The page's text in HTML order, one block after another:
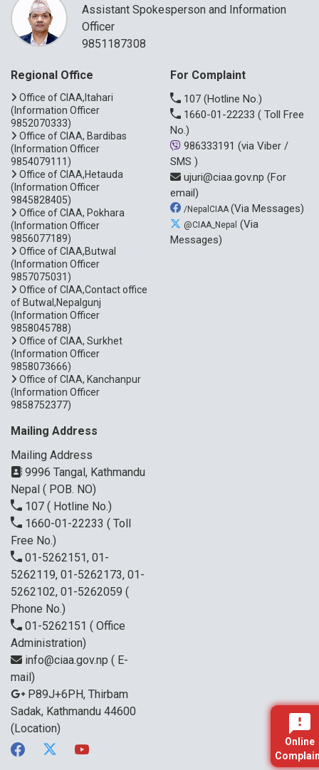
Online
Assistant Spokesperson and Information
Officer
9851187308
Regional Office
Office of CIAA,Itahari
(Information Officer
9852070333)
Office of CIAA, Bardibas
(Information Officer
9854079111)
Office of CIAA,Hetauda
(Information Officer
9845828405)
Office of CIAA, Pokhara
(Information Officer
9856077189)
Office of CIAA,Butwal
(Information Officer
9857075031)
Office of CIAA,Contact office
of Butwal,Nepalgunj
(Information Officer
9858045788)
Office of CIAA, Surkhet
(Information Officer
9858073666)
Office of CIAA, Kanchanpur
(Information Officer
9858752377)
For Complaint
107 (Hotline No.)
1660-01-22233 ( Toll Free
No.)
986333191 (via Viber /
SMS )
ujuri@ciaa.gov.np (For
email)
/NepalCIAA (Via Messages)
@CIAA_Nepal (Via
Messages)
Mailing Address
Mailing Address
9996 Tangal, Kathmandu
Nepal ( POB. NO)
107 ( Hotline No.)
1660-01-22233 ( Toll
Free No.)
01-5262151, 01-
5262119, 01-5262173, 01-
5262102, 01-5262059 (
Phone No.)
01-5262151 ( Office
Administration)
info@ciaa.gov.np ( E-
mail)
P89J+6PH, Thirbam
Sadak, Kathmandu 44600
(Location)